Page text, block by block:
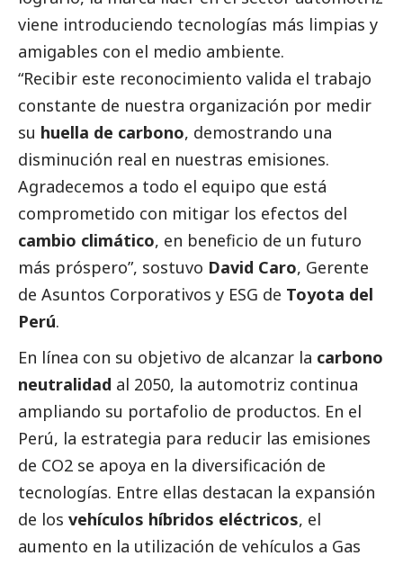
viene introduciendo tecnologías más limpias y
amigables con el medio ambiente.
“Recibir este reconocimiento valida el trabajo
constante de nuestra organización por medir
su huella de carbono, demostrando una
disminución real en nuestras emisiones.
Agradecemos a todo el equipo que está
comprometido con mitigar los efectos del
cambio climático, en beneficio de un futuro
más próspero”, sostuvo David Caro, Gerente
de Asuntos Corporativos y ESG de Toyota del
Perú.​
En línea con su objetivo de alcanzar la carbono
neutralidad al 2050, la automotriz continua
ampliando su portafolio de productos. En el
Perú, la estrategia para reducir las emisiones
de CO2 se apoya en la diversificación de
tecnologías. Entre ellas destacan la expansión
de los vehículos híbridos eléctricos, el
aumento en la utilización de vehículos a Gas